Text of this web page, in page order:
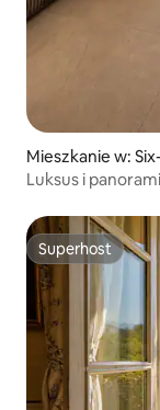
Mieszkanie w:
Luksus i
Superhost
Superhost